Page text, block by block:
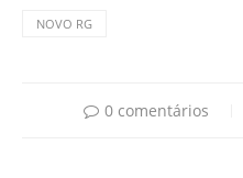
NOVO RG
0 comentários